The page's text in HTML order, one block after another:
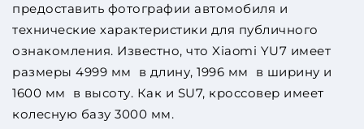
предоставить фотографии автомобиля и
технические характеристики для публичного
ознакомления. Известно, что Xiaomi YU7 имеет
размеры 4999 мм в длину, 1996 мм в ширину и
1600 мм в высоту. Как и SU7, кроссовер имеет
колесную базу 3000 мм.